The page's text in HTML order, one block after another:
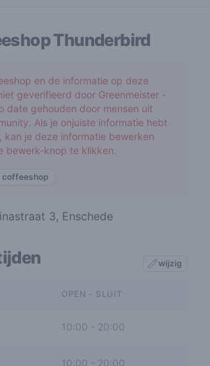
Thunderbird
en de informatie op deze
geverifieerd door Greenmeister -
date gehouden door mensen uit
Als je onjuiste informatie hebt
kan je deze informatie bewerken
bewerk-knop te klikken.
coffeeshop
3, Enschede
wijzig
OPEN - SLUIT
10:00 - 20:00
10:00 20:00